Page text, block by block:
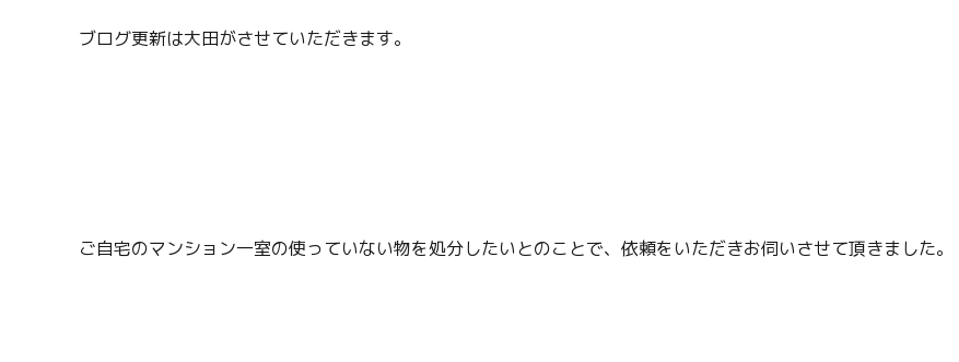
ブログ更新は大田がさせていただきます。
ご自宅のマンション一室の使っていない物を処分したいとのことで、依頼をいただきお伺いさせて頂きました。